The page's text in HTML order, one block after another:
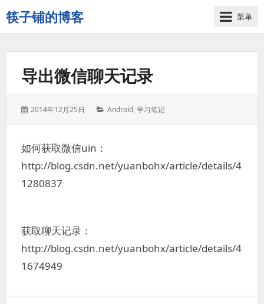
筷子铺的博客
记
录
菜单
导出微信聊天记录
发
2014年12月25日
分
Android,学习笔记
如何获取微信uin：
http://blog.csdn.net/yuanbohx/article/details/4
1280837
获取聊天记录：
http://blog.csdn.net/yuanbohx/article/details/4
1674949